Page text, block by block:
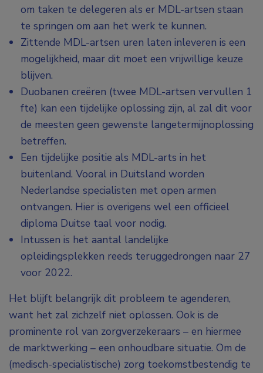
om taken te delegeren als er MDL-artsen staan
te springen om aan het werk te kunnen.
Zittende MDL-artsen uren laten inleveren is een
mogelijkheid, maar dit moet een vrijwillige keuze
blijven.
Duobanen creëren (twee MDL-artsen vervullen 1
fte) kan een tijdelijke oplossing zijn, al zal dit voor
de meesten geen gewenste langetermijnoplossing
betreffen.
Een tijdelijke positie als MDL-arts in het
buitenland. Vooral in Duitsland worden
Nederlandse specialisten met open armen
ontvangen. Hier is overigens wel een officieel
diploma Duitse taal voor nodig.
Intussen is het aantal landelijke
opleidingsplekken reeds teruggedrongen naar 27
voor 2022.
Het blijft belangrijk dit probleem te agenderen,
want het zal zichzelf niet oplossen. Ook is de
prominente rol van zorgverzekeraars – en hiermee
de marktwerking – een onhoudbare situatie. Om de
(medisch-specialistische) zorg toekomstbestendig te